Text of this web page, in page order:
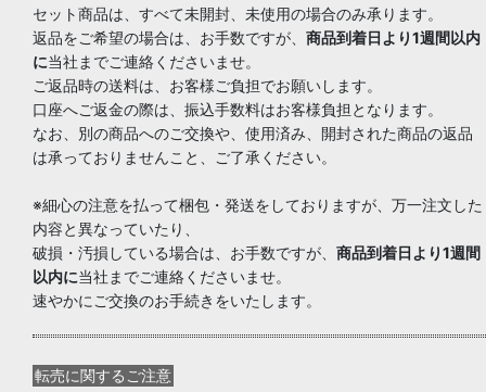
セット商品は、すべて未開封、未使用の場合のみ承ります。
返品をご希望の場合は、お手数ですが、 商品到着日より1週間以内
に当社までご連絡くださいませ。
ご返品時の送料は、お客様ご負担でお願いします。
口座へご返金の際は、振込手数料はお客様負担となります。
なお、別の商品へのご交換や、使用済み、開封された商品の返品
は承っておりませんこと、ご了承ください。
※細心の注意を払って梱包・発送をしておりますが、万一注文した
内容と異なっていたり、
破損・汚損している場合は、お手数ですが、 商品到着日より1週間
以内に当社までご連絡くださいませ。
速やかにご交換のお手続きをいたします。
転売に関するご注意